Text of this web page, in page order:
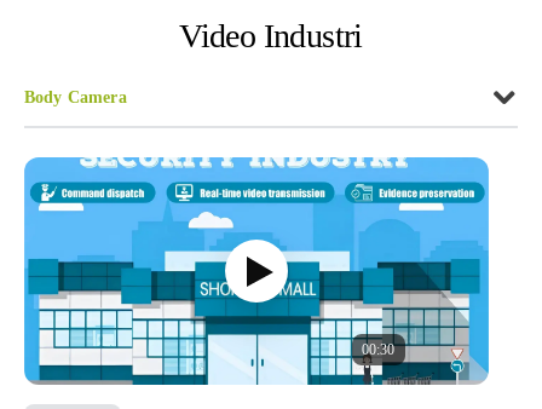
Video Industri
Body Camera
Body Camera
00:30